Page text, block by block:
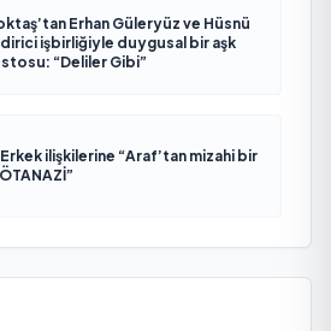
Erhan Güleryüz ve Hüsnü
işbirliğiyle duygusal bir aşk
“Deliler Gibi”
ilişkilerine “Araf’tan mizahi bir